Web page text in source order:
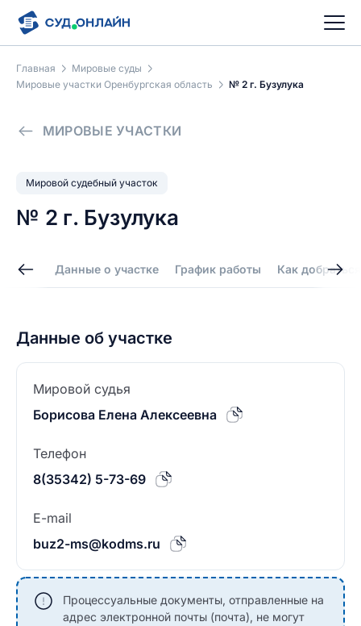
Главная
Мировые суды
Мировые участки Оренбургская область
№ 2 г. Бузулука
МИРОВЫЕ УЧАСТКИ
Мировой судебный участок
№ 2 г. Бузулука
Данные о участке График работы Как добраться
Данные об участке
Мировой судья
Борисова Елена Алексеевна
Телефон
8(35342) 5-73-69
E-mail
buz2-ms@kodms.ru
Процессуальные документы, отправленные на
адрес электронной почты (почта), не могут